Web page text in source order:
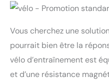
Vous cherchez une
pourrait bien être la
vélo d’entraînement est
et d’une résistance